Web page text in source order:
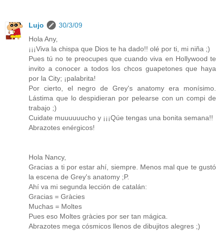
Lujo
30/3/09
Hola Any,
¡¡¡Viva la chispa que Dios te ha dado!! olé por ti, mi niña ;)
Pues tú no te preocupes que cuando viva en Hollywood te
invito a conocer a todos los chcos guapetones que haya
por la City; ¡palabrita!
Por cierto, el negro de Grey's anatomy era monísimo.
Lástima que lo despidieran por pelearse con un compi de
trabajo ;)
Cuidate muuuuuucho y ¡¡¡Qúe tengas una bonita semana!!
Abrazotes enérgicos!
Hola Nancy,
Gracias a ti por estar ahí, siempre. Menos mal que te gustó
la escena de Grey's anatomy ;P.
Ahí va mi segunda lección de catalán:
Gracias = Gràcies
Muchas = Moltes
Pues eso Moltes gràcies por ser tan mágica.
Abrazotes mega cósmicos llenos de dibujitos alegres ;)